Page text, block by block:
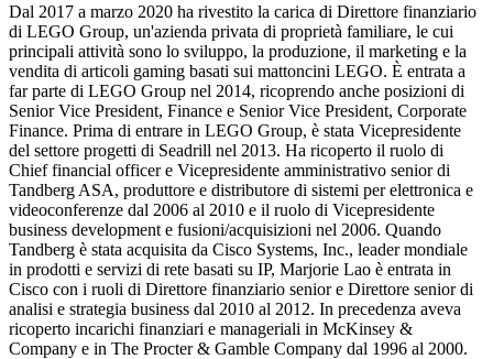
Dal 2017 a marzo 2020 ha rivestito la carica di Direttore finanziario
di LEGO Group, un'azienda privata di proprietà familiare, le cui
principali attività sono lo sviluppo, la produzione, il marketing e la
vendita di articoli gaming basati sui mattoncini LEGO. È entrata a
far parte di LEGO Group nel 2014, ricoprendo anche posizioni di
Senior Vice President, Finance e Senior Vice President, Corporate
Finance. Prima di entrare in LEGO Group, è stata Vicepresidente
del settore progetti di Seadrill nel 2013. Ha ricoperto il ruolo di
Chief financial officer e Vicepresidente amministrativo senior di
Tandberg ASA, produttore e distributore di sistemi per elettronica e
videoconferenze dal 2006 al 2010 e il ruolo di Vicepresidente
business development e fusioni/acquisizioni nel 2006. Quando
Tandberg è stata acquisita da Cisco Systems, Inc., leader mondiale
in prodotti e servizi di rete basati su IP, Marjorie Lao è entrata in
Cisco con i ruoli di Direttore finanziario senior e Direttore senior di
analisi e strategia business dal 2010 al 2012. In precedenza aveva
ricoperto incarichi finanziari e manageriali in McKinsey &
Company e in The Procter & Gamble Company dal 1996 al 2000.